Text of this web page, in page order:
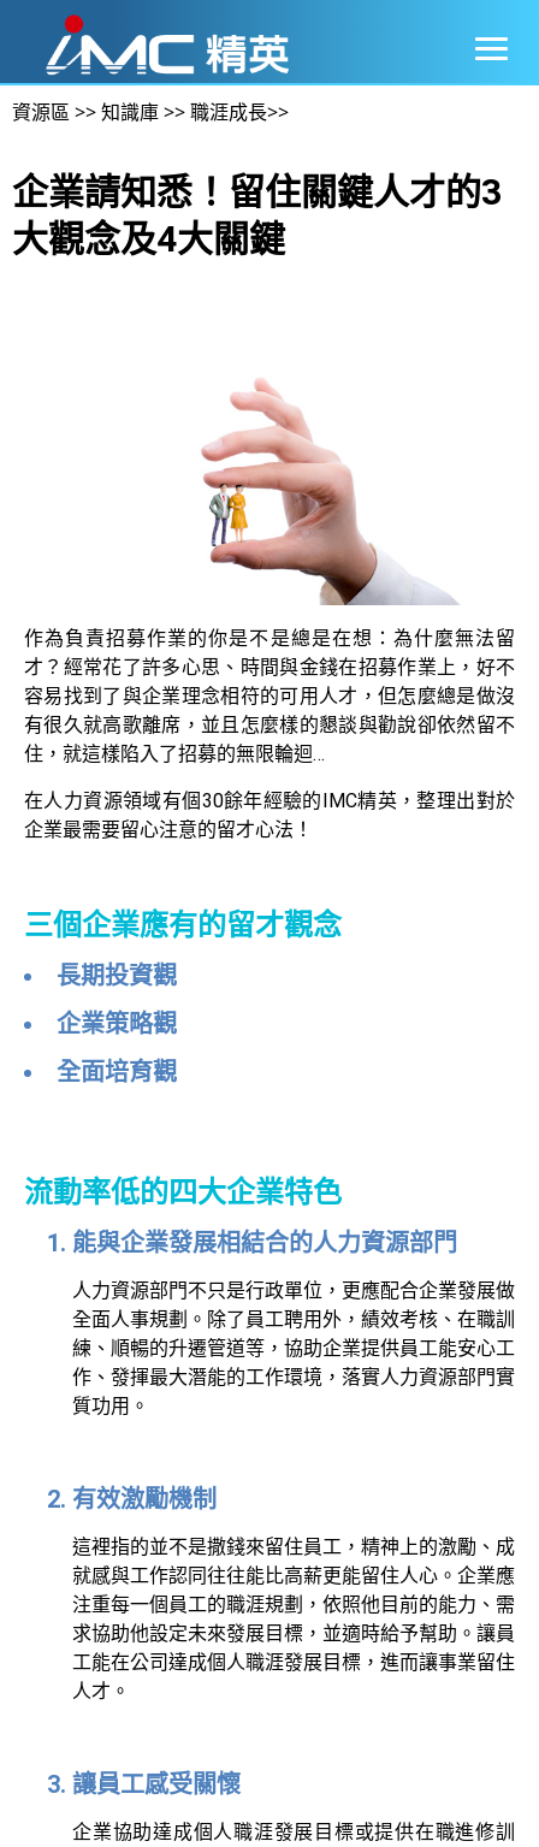
資源區>>知識庫>>職涯成長>>
企業請知悉！留住關鍵人才的3
大觀念及4大關鍵
作為負責招募作業的你是不是總是在想：為什麼無法留
才？經常花了許多心思、時間與金錢在招募作業上，好不
容易找到了與企業理念相符的可用人才，但怎麼總是做沒
有很久就高歌離席，並且怎麼樣的懇談與勸說卻依然留不
住，就這樣陷入了招募的無限輪迴…
在人力資源領域有個30餘年經驗的IMC精英，整理出對於
企業最需要留心注意的留才心法！
三個企業應有的留才觀念
長期投資觀
企業策略觀
全面培育觀
流動率低的四大企業特色
能與企業發展相結合的人力資源部門
人力資源部門不只是行政單位，更應配合企業發展做
全面人事規劃。除了員工聘用外，績效考核、在職訓
練、順暢的升遷管道等，協助企業提供員工能安心工
作、發揮最大潛能的工作環境，落實人力資源部門實
質功用。
有效激勵機制
這裡指的並不是撒錢來留住員工，精神上的激勵、成
就感與工作認同往往能比高薪更能留住人心。企業應
注重每一個員工的職涯規劃，依照他目前的能力、需
求協助他設定未來發展目標，並適時給予幫助。讓員
工能在公司達成個人職涯發展目標，進而讓事業留住
人才。
讓員工感受關懷
企業協助達成個人職涯發展目標或提供在職進修訓